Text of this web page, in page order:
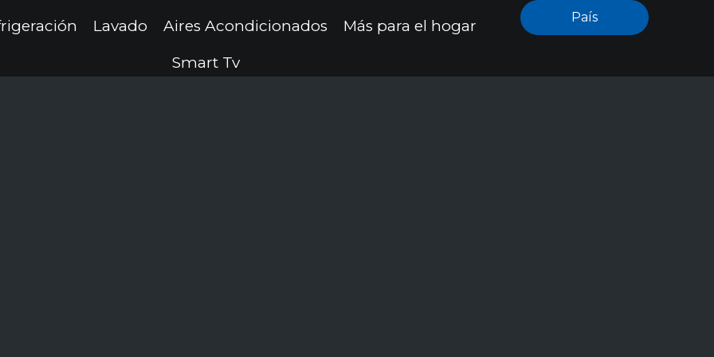
Lavado Aires Acondicionados
Más para el hogar
Smart Tv
País